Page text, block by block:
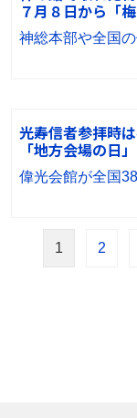
７月８日から「
神総本部や全国
光寿信者参拝時
「地方会場の日
偉光会館が全国
1 2